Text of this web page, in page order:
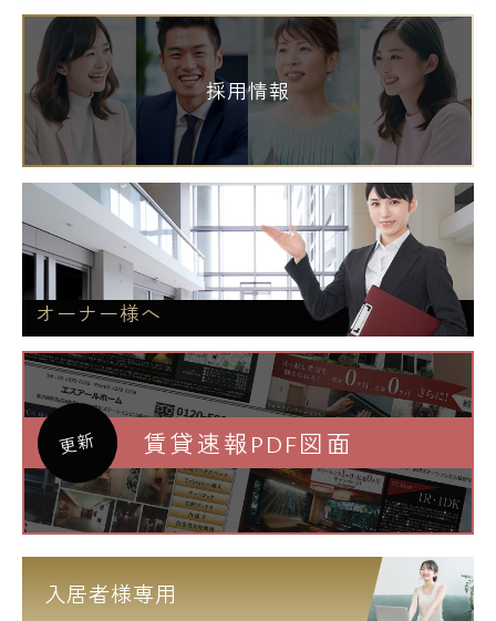
採用情報
オーナー様へ
更新 賃貸速報PDF図面
入居者様専用